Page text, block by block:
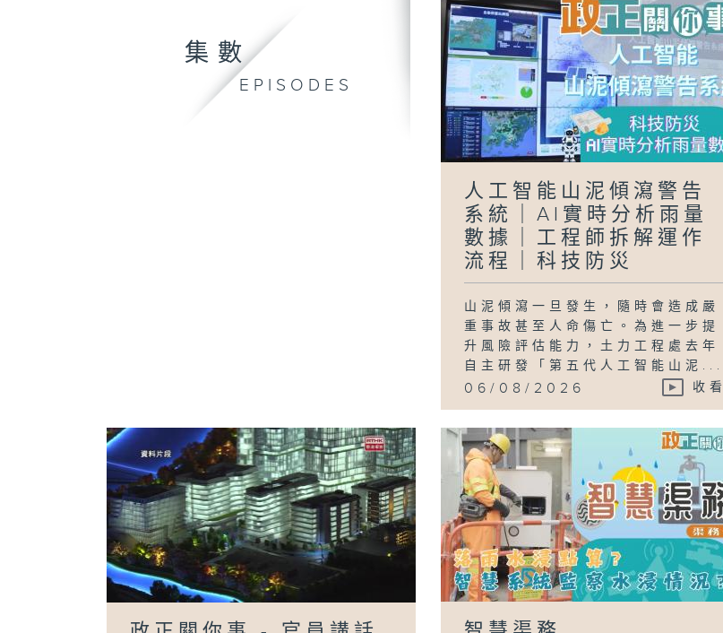
集數
EPISODES
人工智能山泥傾瀉警告
系統｜AI實時分析雨量
數據｜工程師拆解運作
流程｜科技防災
山泥傾瀉一旦發生，隨時會造成嚴
重事故甚至人命傷亡。為進一步提
升風險評估能力，土力工程處去年
自主研發「第五代人工智能山泥...
06/08/2026 收看